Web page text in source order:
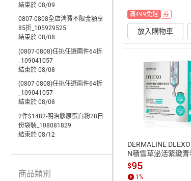
滿499免運 券
放入購物車
DERMALINE
N積雪草泌活緊緻青
美級面膜3入
$95
1%
結束於 08/09
0807-0808全店消費不限金額享
85折_105929525
結束於 08/08
(0807-0808)任挑任選兩件64折
_109041057
結束於 08/08
(0807-0808)任挑任選兩件64折
_109041057
結束於 08/08
2件$1482-明治膠原蛋白粉28日
份袋裝_108081829
結束於 08/12
商品類別